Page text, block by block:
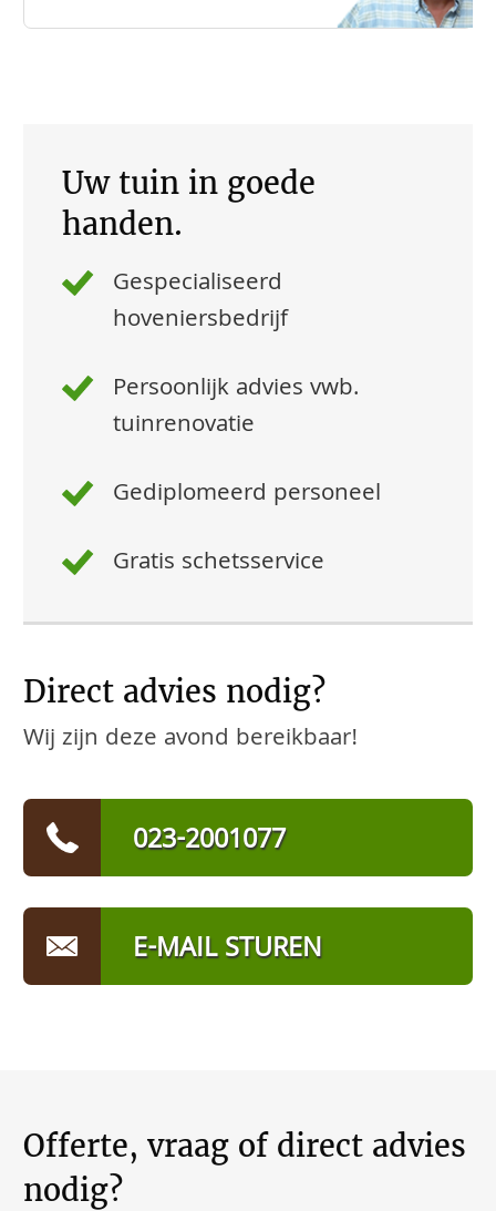
Uw tuin in goede
handen.
Gespecialiseerd
hoveniersbedrijf
Persoonlijk advies vwb.
tuinrenovatie
Gediplomeerd personeel
Gratis schetsservice
Direct advies nodig?
Wij zijn deze avond bereikbaar!
023-2001077
E-MAIL STUREN
Offerte, vraag of direct advies
nodig?